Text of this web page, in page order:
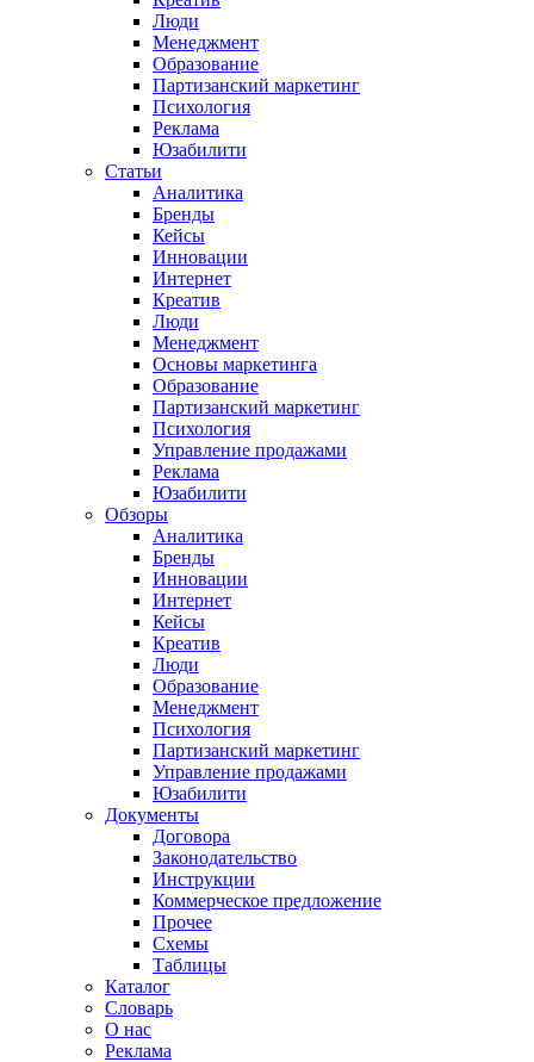
Люди
Менеджмент
Образование
Партизанский маркетинг
Психология
Реклама
Юзабилити
Статьи
Аналитика
Бренды
Кейсы
Инновации
Интернет
Креатив
Люди
Менеджмент
Основы маркетинга
Образование
Партизанский маркетинг
Психология
Управление продажами
Реклама
Юзабилити
Обзоры
Аналитика
Бренды
Инновации
Интернет
Кейсы
Креатив
Люди
Образование
Менеджмент
Психология
Партизанский маркетинг
Управление продажами
Юзабилити
Документы
Договора
Законодательство
Инструкции
Коммерческое предложение
Прочее
Схемы
Таблицы
Каталог
Словарь
О нас
Реклама